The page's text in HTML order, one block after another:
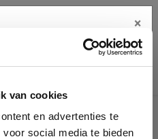
van cookies
en advertenties te
social media te bieden
×